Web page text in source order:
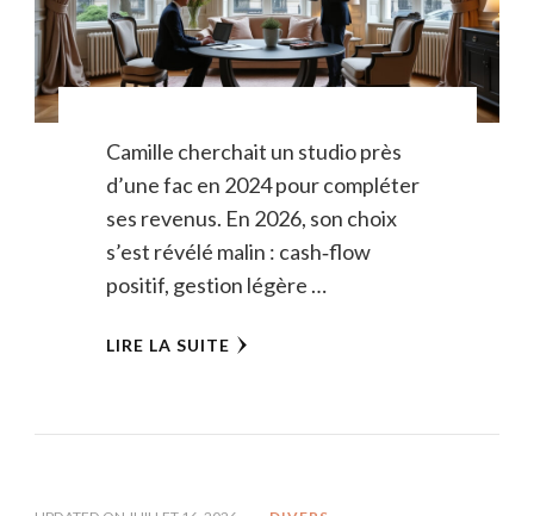
Camille cherchait un studio près
d’une fac en 2024 pour compléter
ses revenus. En 2026, son choix
s’est révélé malin : cash‑flow
positif, gestion légère …
LIRE LA SUITE